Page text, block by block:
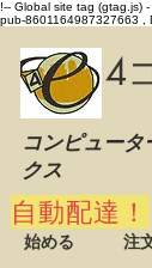
!-- Global site tag (gtag.js)
pub-8601164987327663 ,
4
コンピュー
クス
自動配達！
始める 注